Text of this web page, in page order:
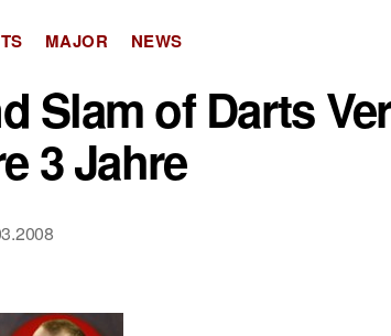
MAJOR NEWS
Slam of Darts
3 Jahre